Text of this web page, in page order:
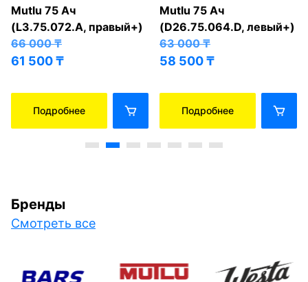
Mutlu 75 Ач
(L3.75.072.A, правый+)
66 000₸
61 500₸
Подробнее
Mutlu 75 Ач
(D26.75.064.D, левый+)
63 000₸
58 500₸
Подробнее
Бренды
Смотреть все